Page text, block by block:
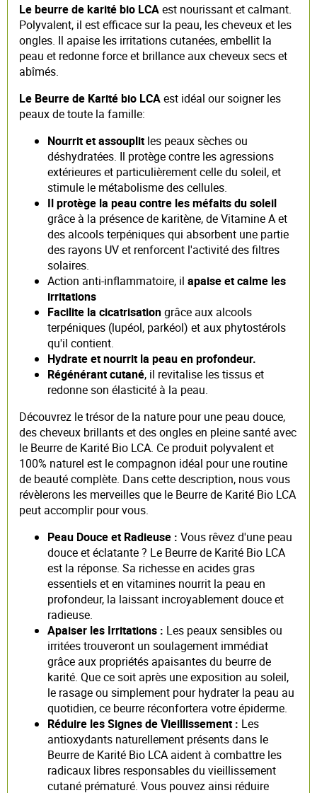
Le beurre de karité bio LCAest nourissant et calmant.
Polyvalent, il est efficace sur la peau, les cheveux et les
ongles. Il apaise les irritations cutanées, embellit la
peau et redonne force et brillance aux cheveux secs et
abîmés.
Le Beurre de Karité bio LCAest idéal our soigner les
peaux de toute la famille:
Nourrit et assouplitles peaux sèches ou
déshydratées. Il protège contre les agressions
extérieures et particulièrement celle du soleil, et
stimule le métabolisme des cellules.
Il protège la peau contre les méfaits du soleil
grâce à la présence de karitène, de Vitamine A et
des alcools terpéniques qui absorbent une partie
des rayons UV et renforcent l'activité des filtres
solaires.
Action anti-inflammatoire, il apaise et calme les
irritations
Facilite la cicatrisationgrâce aux alcools
terpéniques (lupéol, parkéol) et aux phytostérols
qu'il contient.
Hydrate et nourrit la peau en profondeur.
Régénérant cutané, il revitalise les tissus et
redonne son élasticité à la peau.
Découvrez le trésor de la nature pour une peau douce,
des cheveux brillants et des ongles en pleine santé avec
le Beurre de Karité Bio LCA. Ce produit polyvalent et
100% naturel est le compagnon idéal pour une routine
de beauté complète. Dans cette description, nous vous
révèlerons les merveilles que le Beurre de Karité Bio LCA
peut accomplir pour vous.
Peau Douce et Radieuse : Vous rêvez d'une peau
douce et éclatante ? Le Beurre de Karité Bio LCA
est la réponse. Sa richesse en acides gras
essentiels et en vitamines nourrit la peau en
profondeur, la laissant incroyablement douce et
radieuse.
Apaiser les Irritations : Les peaux sensibles ou
irritées trouveront un soulagement immédiat
grâce aux propriétés apaisantes du beurre de
karité. Que ce soit après une exposition au soleil,
le rasage ou simplement pour hydrater la peau au
quotidien, ce beurre réconfortera votre épiderme.
Réduire les Signes de Vieillissement : Les
antioxydants naturellement présents dans le
Beurre de Karité Bio LCA aident à combattre les
radicaux libres responsables du vieillissement
cutané prématuré. Vous pouvez ainsi réduire